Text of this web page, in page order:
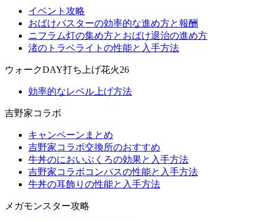
イベント攻略
おばけバスターの効率的な進め方と報酬
ニフラム灯の集め方とおばけ退治の進め方
渚のトラベライトの性能と入手方法
ウォークDAY打ち上げ花火26
効率的なレベル上げ方法
吉野家コラボ
キャンペーンまとめ
吉野家コラボ交換所のおすすめ
牛丼のにおいぶくろの効果と入手方法
吉野家コラボコンパスの性能と入手方法
牛丼の耳飾りの性能と入手方法
メガモンスター攻略